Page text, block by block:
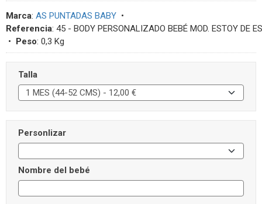
Marca: AS PUNTADAS BABY •
Referencia: 45 - BODY PERSONALIZADO BEBÉ MOD. ESTOY DE
• Peso: 0,3 Kg
Talla
Personlizar
Nombre del bebé